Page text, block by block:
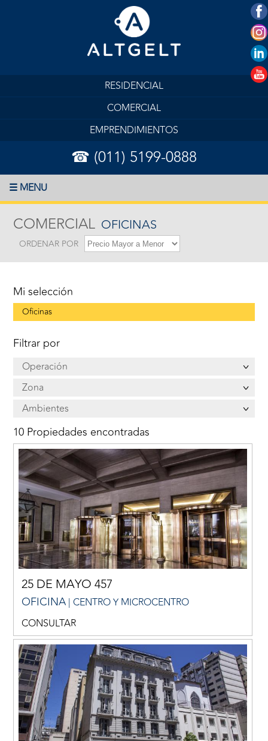
RESIDENCIAL
COMERCIAL
EMPRENDIMIENTOS
☎ (011) 5199-0888
☰ MENU
COMERCIAL OFICINAS
ORDENAR POR
Mi selección
Oficinas
Filtrar por
Operación
Zona
Ambientes
10 Propiedades encontradas
25 DE MAYO 457
OFICINA | CENTRO Y MICROCENTRO
CONSULTAR